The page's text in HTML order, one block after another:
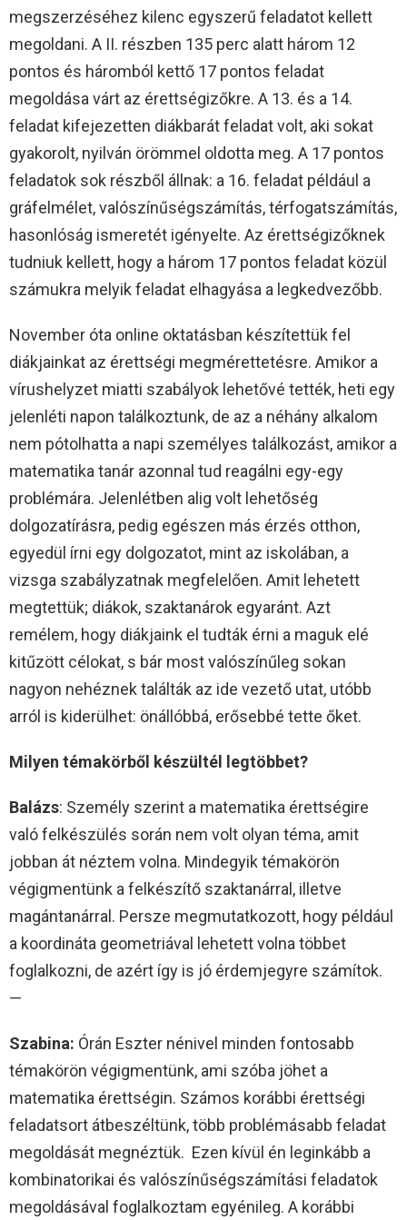
megszerzéséhez kilenc egyszerű feladatot kellett
megoldani. A II. részben 135 perc alatt három 12
pontos és háromból kettő 17 pontos feladat
megoldása várt az érettségizőkre. A 13. és a 14.
feladat kifejezetten diákbarát feladat volt, aki sokat
gyakorolt, nyilván örömmel oldotta meg. A 17 pontos
feladatok sok részből állnak: a 16. feladat például a
gráfelmélet, valószínűségszámítás, térfogatszámítás,
hasonlóság ismeretét igényelte. Az érettségizőknek
tudniuk kellett, hogy a három 17 pontos feladat közül
számukra melyik feladat elhagyása a legkedvezőbb.
November óta online oktatásban készítettük fel
diákjainkat az érettségi megmérettetésre. Amikor a
vírushelyzet miatti szabályok lehetővé tették, heti egy
jelenléti napon találkoztunk, de az a néhány alkalom
nem pótolhatta a napi személyes találkozást, amikor a
matematika tanár azonnal tud reagálni egy-egy
problémára. Jelenlétben alig volt lehetőség
dolgozatírásra, pedig egészen más érzés otthon,
egyedül írni egy dolgozatot, mint az iskolában, a
vizsga szabályzatnak megfelelően. Amit lehetett
megtettük; diákok, szaktanárok egyaránt. Azt
remélem, hogy diákjaink el tudták érni a maguk elé
kitűzött célokat, s bár most valószínűleg sokan
nagyon nehéznek találták az ide vezető utat, utóbb
arról is kiderülhet: önállóbbá, erősebbé tette őket.
Milyen témakörből készültél legtöbbet?
Balázs: Személy szerint a matematika érettségire
való felkészülés során nem volt olyan téma, amit
jobban át néztem volna. Mindegyik témakörön
végigmentünk a felkészítő szaktanárral, illetve
magántanárral. Persze megmutatkozott, hogy például
a koordináta geometriával lehetett volna többet
foglalkozni, de azért így is jó érdemjegyre számítok.
—
Szabina: Órán Eszter nénivel minden fontosabb
témakörön végigmentünk, ami szóba jöhet a
matematika érettségin. Számos korábbi érettségi
feladatsort átbeszéltünk, több problémásabb feladat
megoldását megnéztük. Ezen kívül én leginkább a
kombinatorikai és valószínűségszámítási feladatok
megoldásával foglalkoztam egyénileg. A korábbi